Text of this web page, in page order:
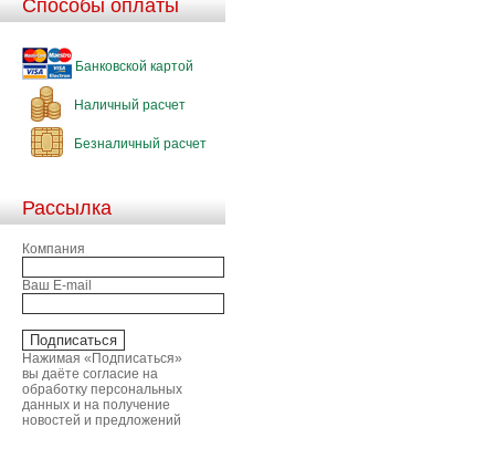
Способы оплаты
Банковской картой
Наличный расчет
Безналичный расчет
Рассылка
Компания
Ваш E-mail
Нажимая «Подписаться»
вы даёте согласие на
обработку персональных
данных и на получение
новостей и предложений